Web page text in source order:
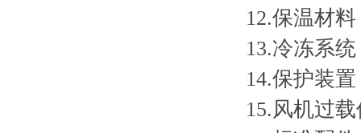
12.保温材
13.冷冻系
14.保护装
15.风机过